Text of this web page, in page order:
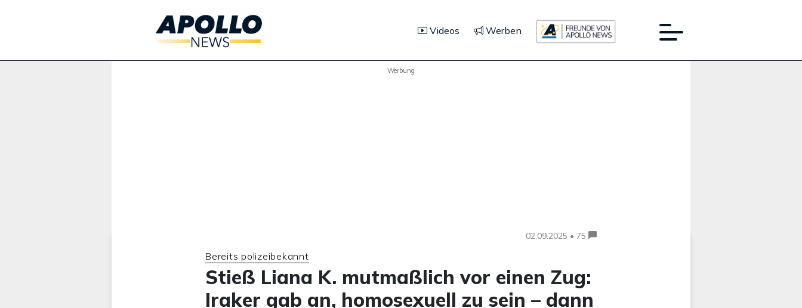
Videos Werben
Werbung
02.09.2025 • 75
Bereits polizeibekannt
Stieß Liana K. mutmaßlich vor einen Zug:
Iraker gab an, homosexuell zu sein – dann